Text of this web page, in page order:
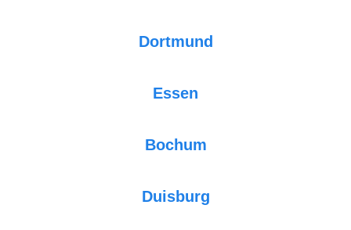
Dortmund
Essen
Bochum
Duisburg